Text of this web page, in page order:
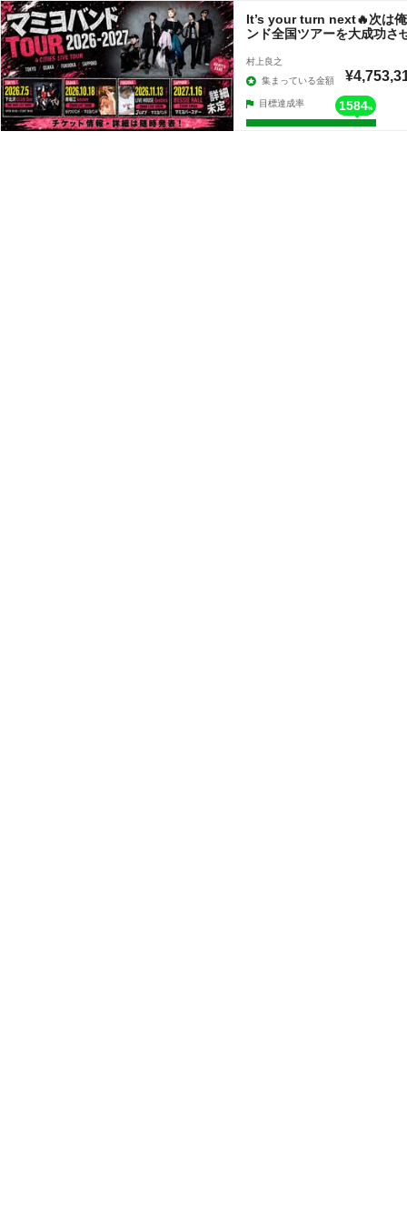
It’s your turn next🔥次は
ンド全国ツアーを大成功さ
村上良之
集まっている金額
目標達成率 1584%